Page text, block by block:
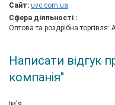
Сайт: uvc.com.ua
Сфера діяльності :
Оптова та роздрібна торгівля:
Написати відгук
компанія"